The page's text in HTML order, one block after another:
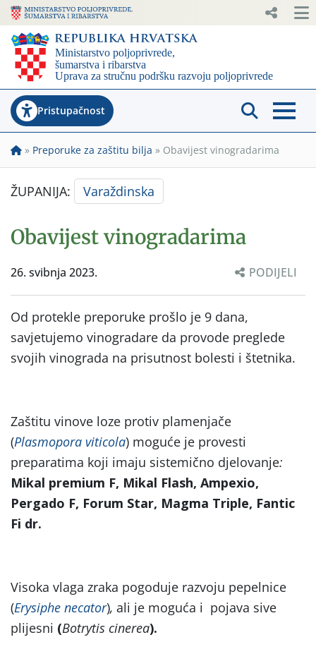
Pristupačnost
» Preporuke za zaštitu bilja » Obavijest vinogradarima
ŽUPANIJA: Varaždinska
Obavijest vinogradarima
26. svibnja 2023. PODIJELI
Od protekle preporuke prošlo je 9 dana,
savjetujemo vinogradare da provode preglede
svojih vinograda na prisutnost bolesti i štetnika.
Zaštitu vinove loze protiv plamenjače
(Plasmopora viticola) moguće je provesti
preparatima koji imaju sistemično djelovanje:
Mikal premium F, Mikal Flash, Ampexio,
Pergado F, Forum Star, Magma Triple, Fantic
Fi dr.
Visoka vlaga zraka pogoduje razvoju pepelnice
(Erysiphe necator), ali je moguća i pojava sive
plijesni (Botrytis cinerea).